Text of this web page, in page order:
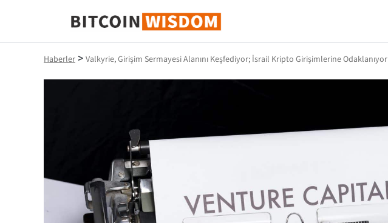
Bitcoin Bilgeliği
Haberler > Valkyrie, Girişim Sermayesi Alanını Keşfediyor; İsrail Kripto Girişimlerine Odaklanıyor